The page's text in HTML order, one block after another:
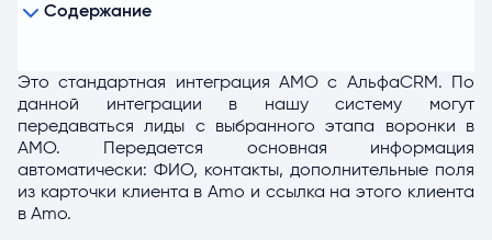
Содержание
Шаг 1. Регистрация
Шаг 3. Направьте данные тех. поддержке АльфаСРМ
Шаг 4. Перейдите в воронку
Шаг 5.
Шаг 7.
Это стандартная интеграция AMO с АльфаCRM. По
данной интеграции в нашу систему могут
передаваться лиды с выбранного этапа воронки в
AMO. Передается основная информация
автоматически: ФИО, контакты, дополнительные поля
из карточки клиента в Amo и ссылка на этого клиента
в Amo.